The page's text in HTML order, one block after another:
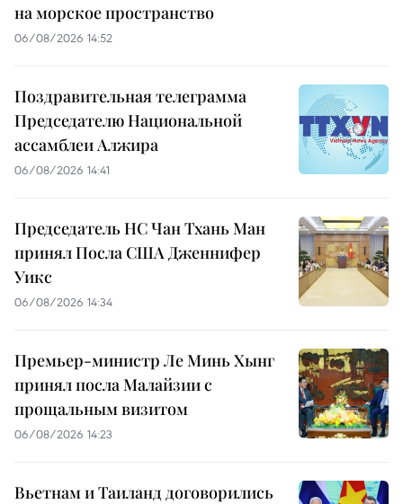
на морское пространство
06/08/2026 14:52
Поздравительная телеграмма
Председателю Национальной
ассамблеи Алжира
06/08/2026 14:41
Председатель НС Чан Тхань Ман
принял Посла США Дженнифер
Уикс
06/08/2026 14:34
Премьер-министр Ле Минь Хынг
принял посла Малайзии с
прощальным визитом
06/08/2026 14:23
Вьетнам и Таиланд договорились